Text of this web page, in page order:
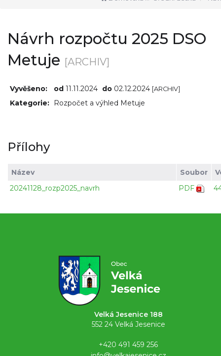
Návrh rozpočtu 2025 DSO
Metuje [ARCHIV]
Vyvěšeno: od 11.11.2024 do 02.12.2024 [ARCHIV]
Kategorie: Rozpočet a výhled Metuje
Přílohy
Název Soubor
20241128_rozp2025_navrh
PDF
Velká Jesenice 188
552 24 Velká Jesenice
+420 491 459 256